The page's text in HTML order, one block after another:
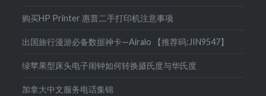
购买HP Printer 惠普二手打印机注意事项
出国旅行漫游必备数据神卡—Airalo 【推荐码:JIN9547】
绿苹果型床头电子闹钟如何转换摄氏度与华氏度
加拿大中文服务电话集锦